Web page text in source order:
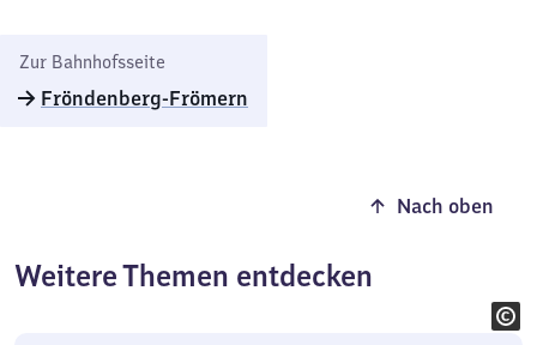
Zur Bahnhofsseite
Fröndenberg-Frömern
Nach oben
Weitere Themen entdecken